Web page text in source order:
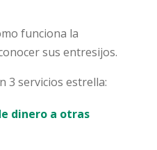
funciona la
sus entresijos.
3 servicios estrella:
dinero a otras